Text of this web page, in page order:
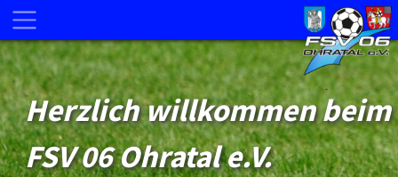
Herzlich willkommen beim
FSV 06 Ohratal e.V.